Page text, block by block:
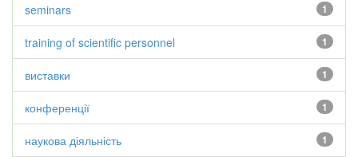
1
seminars
1
training of scientific personnel
1
виставки
1
конференції
1
наукова діяльність